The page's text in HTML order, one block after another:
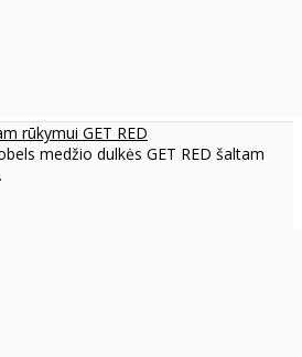
rūkymui GET RED
medžio dulkės GET RED šaltam